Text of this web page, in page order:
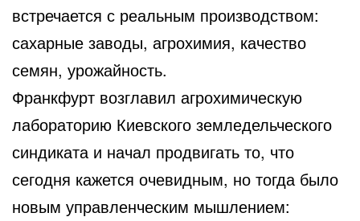
встречается с реальным производством:
сахарные заводы, агрохимия, качество
семян, урожайность.
Франкфурт возглавил агрохимическую
лабораторию Киевского земледельческого
синдиката и начал продвигать то, что
сегодня кажется очевидным, но тогда было
новым управленческим мышлением: